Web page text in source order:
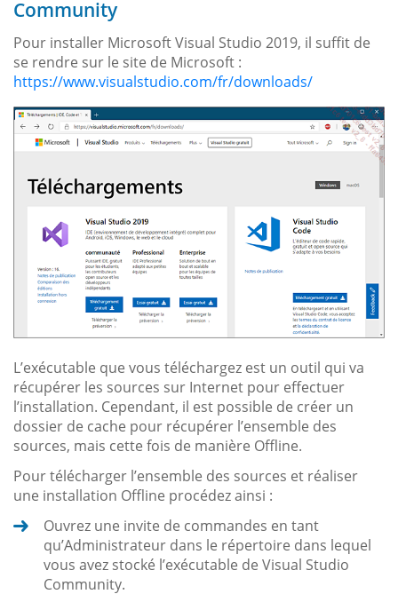
Community
Pour installer Microsoft Visual Studio 2019, il suffit de
se rendre sur le site de Microsoft :
https://www.visualstudio.com/fr/downloads/
L’exécutable que vous téléchargez est un outil qui va
récupérer les sources sur Internet pour effectuer
l’installation. Cependant, il est possible de créer un
dossier de cache pour récupérer l’ensemble des
sources, mais cette fois de manière Offline.
Pour télécharger l’ensemble des sources et réaliser
une installation Offline procédez ainsi :
Ouvrez une invite de commandes en tant
qu’Administrateur dans le répertoire dans lequel
vous avez stocké l’exécutable de Visual Studio
Community.